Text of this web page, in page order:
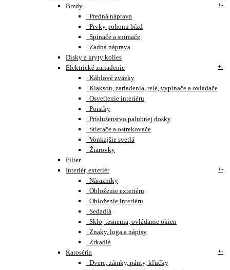
Brzdy
+-
Predná náprava
Prvky pohonu bŕzd
Spínače a snímače
Zadná náprava
Disky a kryty kolies
Elektrické zariadenie
+-
Káblové zväzky
Klaksón, zariadenia, relé, vypínače a ovládače
Osvetlenie interiéru
Poistky
Príslušenstvo palubnej dosky
Stierače a ostrekovače
Vonkajšie svetlá
Žiarovky
Filter
Interiér, exteriér
+-
Nárazníky
Obloženie exteriéru
Obloženie interiéru
Sedadlá
Sklo, tesnenia, ovládanie okien
Znaky, loga a nápisy
Zrkadlá
Karoséria
+-
Dvere, zámky, pánty, kľučky